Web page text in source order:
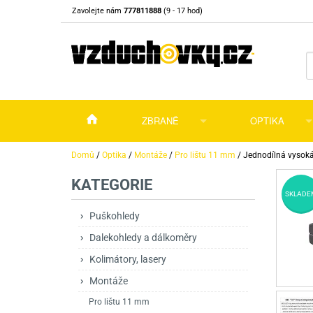
Zavolejte nám 777811888 (9 - 17 hod)
ZBRANĚ
Vzduchovky Vzduchovky na
Příslušenství pro
Vzduchovky PCP
Vzduchovky
Vzduchové pistole a revolveryPříslušenství
Pružinové pistole
Plynové pistole a revolvery
Perkusní zbraně
Zbraně na ZP
Pušky
Nože Nože s pevnou
OPTIKA
Puškohledy
Dalekohledy a
Kolimátory, lasery
Noční vidění a
Domů / Optika / Montáže / Pro lištu 11 mm / Jednodílná
KATEGORIE
Puškohledy
Dalekohledy a dálkoměry
Kolimátory, lasery
Montáže
Pro lištu 11 mm